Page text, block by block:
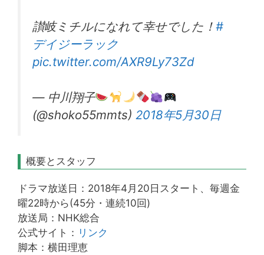
讃岐ミチルになれて幸せでした！ #
デイジーラック
pic.twitter.com/AXR9Ly73Zd
— 中川翔子
(@shoko55mmts) 2018年5月30日
概要とスタッフ
ドラマ放送日：2018年4月20日スタート、毎週金
曜22時から(45分・連続10回)
放送局：NHK総合
公式サイト： リンク
脚本：横田理恵